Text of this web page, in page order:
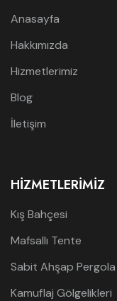
Anasayfa
Hakkımızda
Hizmetlerimiz
Blog
İletişim
HIZMETLERIMIZ
Kış Bahçesi
Mafsallı Tente
Sabit Ahşap Pergola
Kamuflaj Gölgelikleri